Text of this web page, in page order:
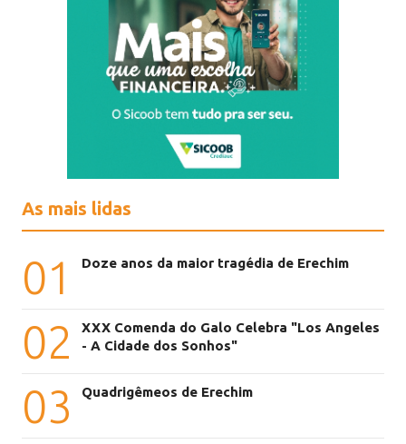
As mais lidas
01 Doze anos da maior tragédia de Erechim
02
XXX Comenda do Galo Celebra "Los Angeles
- A Cidade dos Sonhos"
03 Quadrigêmeos de Erechim